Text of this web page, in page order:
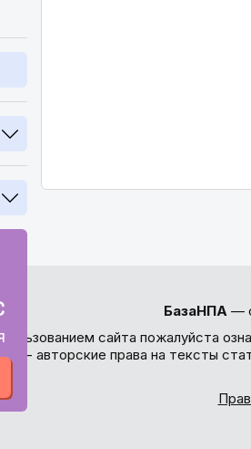
БазаНПА—
сайта пожалуйста
- авторские права на тексты